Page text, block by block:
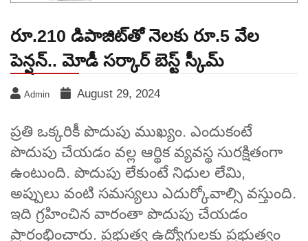
రూ.210 డిపాజిట్‌తో నెలకు రూ.5 వేల
పెన్షన్‌.. మోడీ సర్కార్‌ బెస్ట్‌ స్కీమ్‌
Admin August 29, 2024
ప్రతి ఒక్కరికీ పొదుపు ముఖ్యం. ఎందుకంటే
పొదుపు చేయడం వల్ల ఆర్థిక వ్యవస్థ సురక్షితంగా
ఉంటుంది. పొదుపు లేకుంటే నిధుల లేమి,
అప్పులు వంటి సమస్యలు ఎదుర్కోవాల్సి వస్తుంది.
ఇది గ్రహించిన వారంతా పొదుపు చేయడం
ప్రారంభించారు. ప్రభుత్వ ఉద్యోగులకు ప్రభుత్వం